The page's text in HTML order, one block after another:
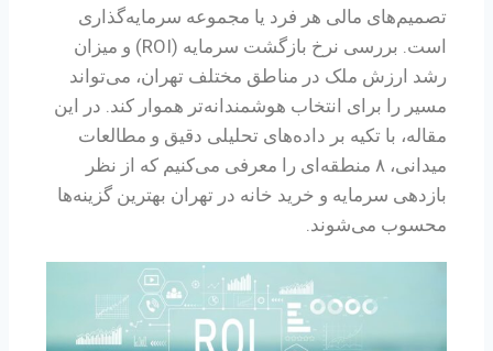
تصمیم‌های مالی هر فرد یا مجموعه سرمایه‌گذاری
است. بررسی نرخ بازگشت سرمایه (ROI) و میزان
رشد ارزش ملک در مناطق مختلف تهران، می‌تواند
مسیر را برای انتخاب هوشمندانه‌تر هموار کند. در این
مقاله، با تکیه بر داده‌های تحلیلی دقیق و مطالعات
میدانی، ۸ منطقه‌ای را معرفی می‌کنیم که از نظر
بازدهی سرمایه و خرید خانه در تهران بهترین گزینه‌ها
محسوب می‌شوند.